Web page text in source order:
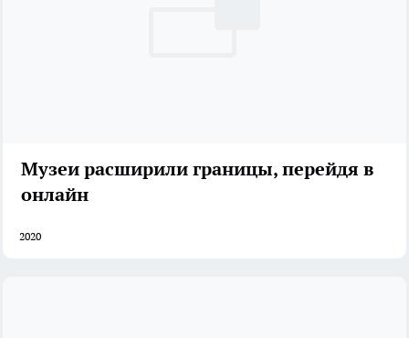
Музеи расширили границы, перейдя в
онлайн
2020